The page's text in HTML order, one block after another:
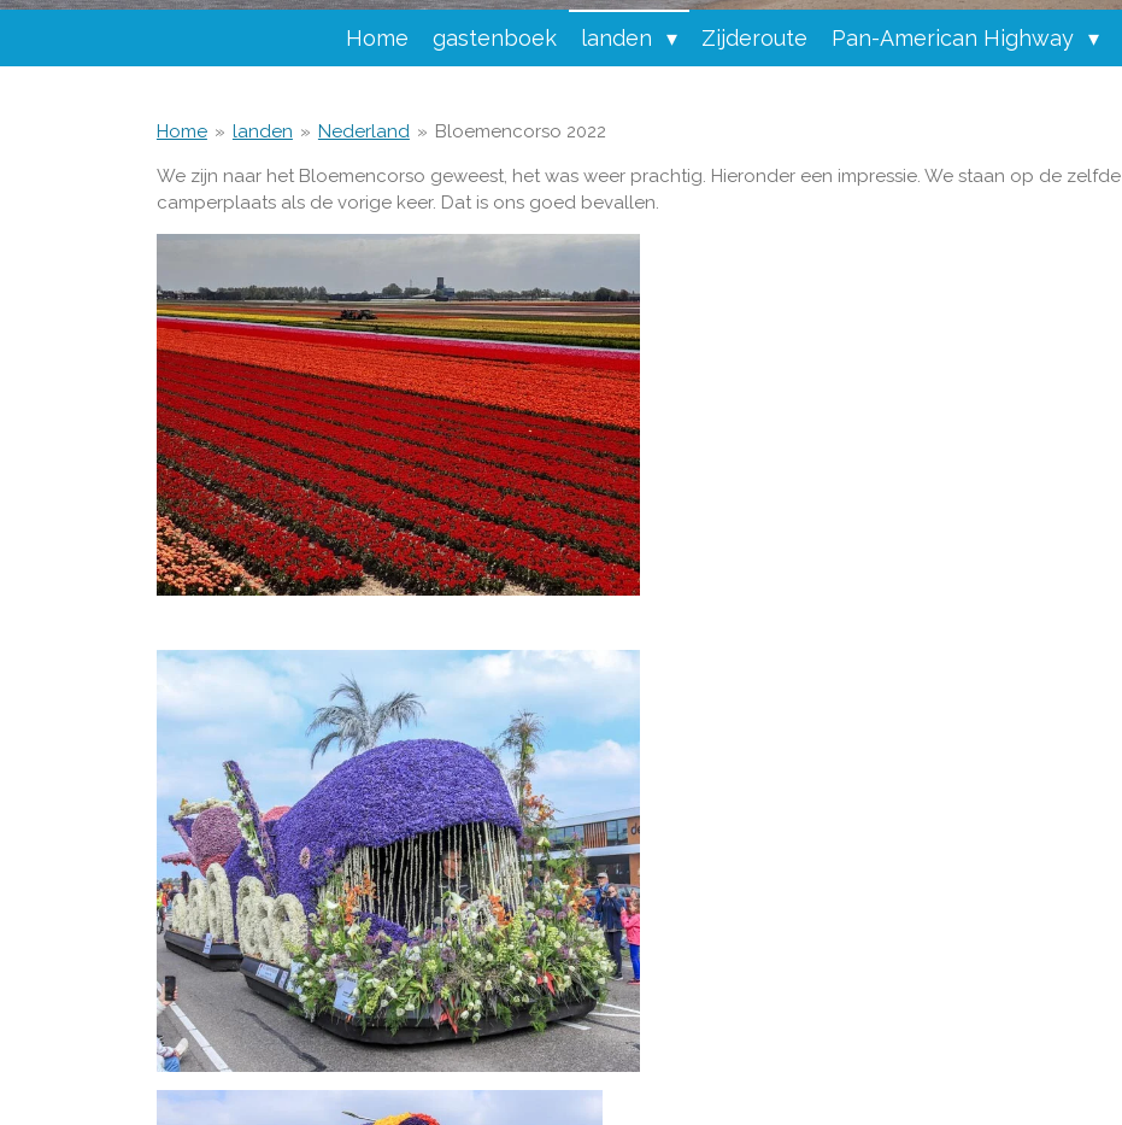
Home gastenboek landen Zijderoute Pan-American Highway
Home » landen » Nederland » Bloemencorso 2022
We zijn naar het Bloemencorso geweest, het was weer prachtig. Hieronder een impressie. We staan op de zelfde
camperplaats als de vorige keer. Dat is ons goed bevallen.